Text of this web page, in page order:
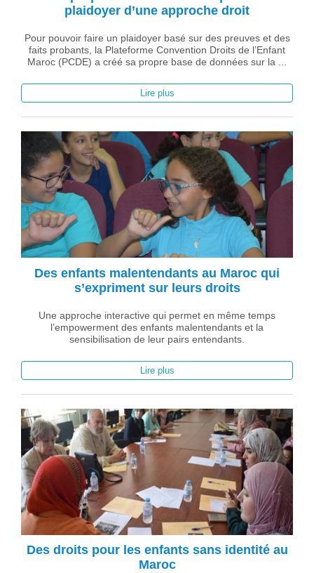
plaidoyer d’une approche droit
Pour pouvoir faire un plaidoyer basé sur des preuves et des
faits probants, la Plateforme Convention Droits de l’Enfant
Maroc (PCDE) a créé sa propre base de données sur la ...
Lire plus
Des enfants malentendants au Maroc qui
s’expriment sur leurs droits
Une approche interactive qui permet en même temps
l’empowerment des enfants malentendants et la
sensibilisation de leur pairs entendants.
Lire plus
Des droits pour les enfants sans identité au
Maroc